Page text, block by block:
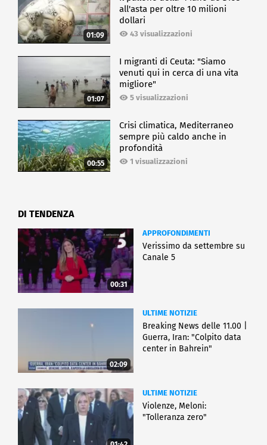
01:09
all'asta per oltre 10 milioni
dollari
43 visualizzazioni
01:07
I migranti di Ceuta: "Siamo
venuti qui in cerca di una vita
migliore"
5 visualizzazioni
00:55
Crisi climatica, Mediterraneo
sempre più caldo anche in
profondità
1 visualizzazioni
DI TENDENZA
00:31
APPROFONDIMENTI
Verissimo da settembre su
Canale 5
02:09
ULTIME NOTIZIE
Breaking News delle 11.00 |
Guerra, Iran: "Colpito data
center in Bahrein"
ULTIME NOTIZIE
Violenze, Meloni:
"Tolleranza zero"